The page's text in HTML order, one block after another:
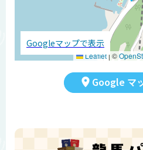
Leaflet | ©
Googleマップで表示
Google マ